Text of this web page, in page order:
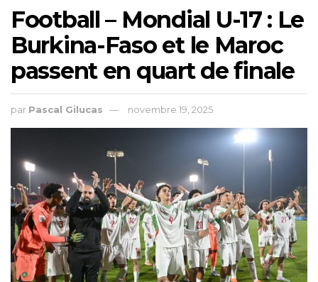
Football – Mondial U-17 : Le
Burkina-Faso et le Maroc
passent en quart de finale
par Pascal Gilucas novembre 19, 2025